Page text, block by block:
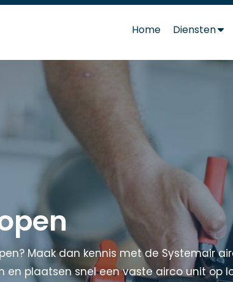
Home Diensten
Maak dan kennis met de Systemair
en plaatsen snel een vaste airco unit op